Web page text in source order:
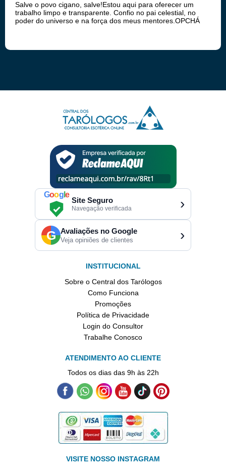
Salve o povo cigano, salve!Estou aqui para oferecer um
trabalho limpo e transparente. Confio no pai celestial, no
poder do universo e na força dos meus mentores.OPCHÁ
Google
Site Seguro
Navegação verificada ›
G Avaliações no Google
Veja opiniões de clientes ›
INSTITUCIONAL
Sobre o Central dos Tarólogos
Como Funciona
Promoções
Política de Privacidade
Login do Consultor
Trabalhe Conosco
ATENDIMENTO AO CLIENTE
Todos os dias das 9h às 22h
VISITE NOSSO INSTAGRAM